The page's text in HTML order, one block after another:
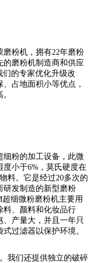
粉机，拥有22年磨粉
的磨粉机制造商和供应
的专家优化升级改
占地面积小等优点，
细粉的加工设备，此微
小于6%，莫氏硬度在
料。它是经过20多次的
研发制造的新型磨粉
细微粉磨粉机主要用
料、颜料和化妆品行
产量大，并且一年只
过滤器以保护环境。
我们还提供独立的破碎